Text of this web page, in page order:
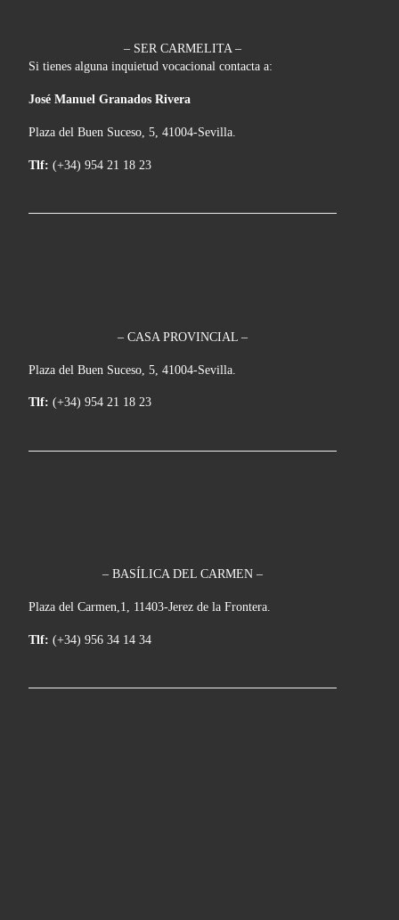
– SER CARMELITA –
Si tienes alguna inquietud vocacional contacta a:
José Manuel Granados Rivera
Plaza del Buen Suceso, 5, 41004-Sevilla.
Tlf: (+34) 954 21 18 23
– CASA PROVINCIAL –
Plaza del Buen Suceso, 5, 41004-Sevilla.
Tlf: (+34) 954 21 18 23
– BASÍLICA DEL CARMEN –
Plaza del Carmen,1, 11403-Jerez de la Frontera.
Tlf: (+34) 956 34 14 34